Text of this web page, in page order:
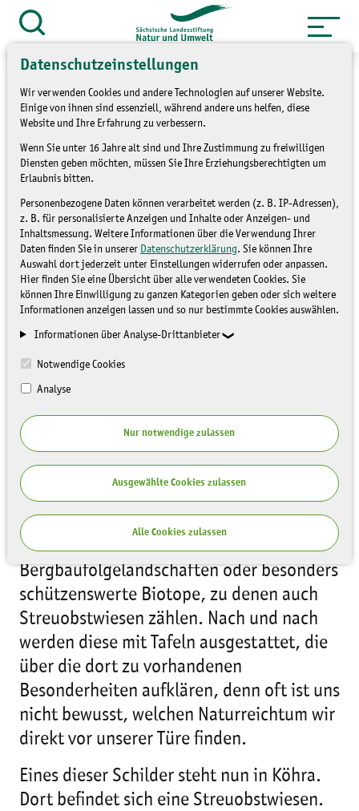
Datenschutzeinstellungen
Wir verwenden Cookies und andere Technologien auf unserer Website.
Einige von ihnen sind essenziell, während andere uns helfen, diese
Website und Ihre Erfahrung zu verbessern.
Wenn Sie unter 16 Jahre alt sind und Ihre Zustimmung zu freiwilligen
Diensten geben möchten, müssen Sie Ihre Erziehungsberechtigten um
Erlaubnis bitten.
Personenbezogene Daten können verarbeitet werden (z. B. IP-Adressen),
z. B. für personalisierte Anzeigen und Inhalte oder Anzeigen- und
Inhaltsmessung. Weitere Informationen über die Verwendung Ihrer
Daten finden Sie in unserer Datenschutzerklärung. Sie können Ihre
Auswahl dort jederzeit unter Einstellungen widerrufen oder anpassen.
Hier finden Sie eine Übersicht über alle verwendeten Cookies. Sie
können Ihre Einwilligung zu ganzen Kategorien geben oder sich weitere
Informationen anzeigen lassen und so nur bestimmte Cookies auswählen.
Informationen über Analyse-Drittanbieter
Notwendige Cookies
Analyse
Nur notwendige zulassen
Ausgewählte Cookies zulassen
Alle Cookies zulassen
Zum
Inhalt
springen
Suche
Neue Gebietstafeln in
Köhra und Bockwitz
BLOG
Die LaNU hat eine Reihe von Flächen im
Freistaat Sachsen erworben mit dem Ziel,
diese im Sinne des Naturschutzes zu
erhalten. Dies sind einzigartige
Naturlandschaften, wie
Bergbaufolgelandschaften oder besonders
schützenswerte Biotope, zu denen auch
Streuobstwiesen zählen. Nach und nach
werden diese mit Tafeln ausgestattet, die
über die dort zu vorhandenen
Besonderheiten aufklären, denn oft ist uns
nicht bewusst, welchen Naturreichtum wir
direkt vor unserer Türe finden.
Eines dieser Schilder steht nun in Köhra.
Dort befindet sich eine Streuobstwiesen.